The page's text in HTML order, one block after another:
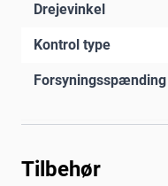
Drejevinkel
Kontrol type
Forsyningsspænding
Tilbehør